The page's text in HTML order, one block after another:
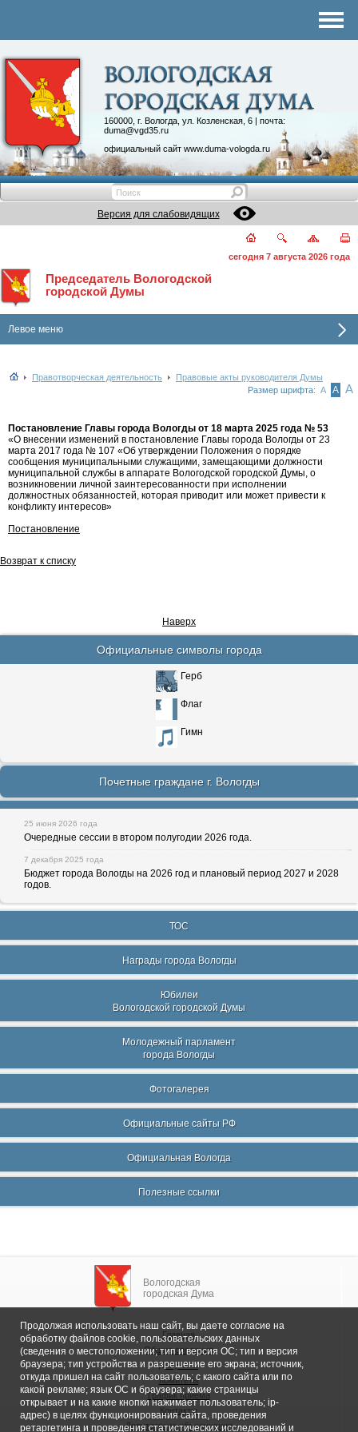
160000, г. Вологда, ул. Козленская, 6 | почта:
duma@vgd35.ru
официальный сайт www.duma-vologda.ru
Контакты
Депутатские объединения
Версия для слабовидящих
сегодня 7 августа 2026 года
Председатель Вологодской
городской Думы
Левое меню
Правотворческая деятельность
Правовые акты руководителя Думы
Размер шрифта: А А А
Постановление Главы города Вологды от 18 марта 2025 года № 53
«О внесении изменений в постановление Главы города Вологды от 23
марта 2017 года № 107 «Об утверждении Положения о порядке
сообщения муниципальными служащими, замещающими должности
муниципальной службы в аппарате Вологодской городской Думы, о
возникновении личной заинтересованности при исполнении
должностных обязанностей, которая приводит или может привести к
конфликту интересов»
Постановление
Возврат к списку
Наверх
Официальные символы города
Герб
Флаг
Гимн
Почетные граждане г. Вологды
25 июня 2026 года
Очередные сессии в втором полугодии 2026 года.
7 декабря 2025 года
Бюджет города Вологды на 2026 год и плановый период 2027 и 2028
годов.
ТОС
Награды города Вологды
Юбилеи
Вологодской городской Думы
Молодежный парламент
города Вологды
Фотогалерея
Официальные сайты РФ
Официальная Вологда
Полезные ссылки
Вологодская
городская Дума
Главная
Общие сведения
Депутаты
Комитеты
График приема
Контакты
Депутатские объединения
Продолжая использовать наш сайт, вы даете согласие на
обработку файлов cookie, пользовательских данных
(сведения о местоположении; тип и версия ОС; тип и версия
браузера; тип устройства и разрешение его экрана; источник,
откуда пришел на сайт пользователь; с какого сайта или по
какой рекламе; язык ОС и браузера; какие страницы
открывает и на какие кнопки нажимает пользователь; ip-
адрес) в целях функционирования сайта, проведения
ретаргетинга и проведения статистических исследований и